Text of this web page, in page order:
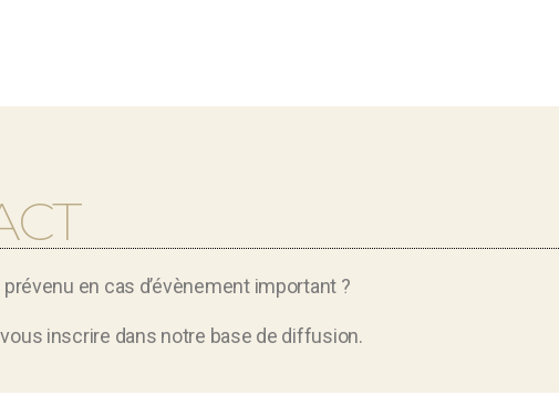
en cas d’évènement important ?
inscrire dans notre base de diffusion.